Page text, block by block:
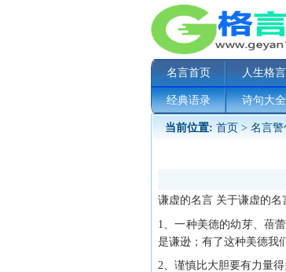
名言首页 人生格言
经典语录 诗句大全
当前位置: 首页 > 名言警
谦虚的名言 关于谦虚的名
1、一种美德的幼芽、蓓
是谦逊；有了这种美德我
2、谨慎比大胆要有力量